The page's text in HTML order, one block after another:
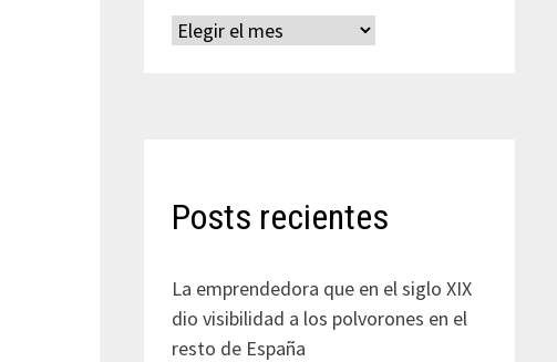
Archivos
Posts recientes
La emprendedora que en el siglo XIX
dio visibilidad a los polvorones en el
resto de España